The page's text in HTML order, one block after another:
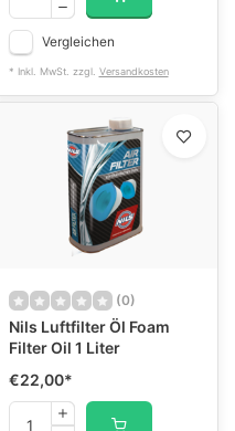
Vergleichen
* Inkl. MwSt. zzgl. Versandkosten
(0)
Nils Luftfilter Öl Foam
Filter Oil 1 Liter
€22,00*